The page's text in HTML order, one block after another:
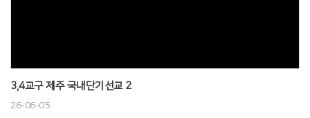
3,4교구 제주 국내단기선교 2
26-06-05